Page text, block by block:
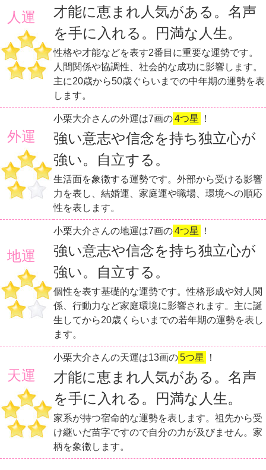
人運
才能に恵まれ人気がある。名声
を手に入れる。円満な人生。
性格や才能などを表す2番目に重要な運勢です。
人間関係や協調性、社会的な成功に影響します。
主に20歳から50歳ぐらいまでの中年期の運勢を表
します。
外運
小栗大介さんの外運は7画の4つ星 ！
強い意志や信念を持ち独立心が
強い。自立する。
生活面を象徴する運勢です。外部から受ける影響
力を表し、結婚運、家庭運や職場、環境への順応
性を表します。
地運
小栗大介さんの地運は7画の4つ星 ！
強い意志や信念を持ち独立心が
強い。自立する。
個性を表す基礎的な運勢です。性格形成や対人関
係、行動力など家庭環境に影響されます。主に誕
生してから20歳くらいまでの若年期の運勢を表し
ます。
天運
小栗大介さんの天運は13画の5つ星 ！
才能に恵まれ人気がある。名声
を手に入れる。円満な人生。
家系が持つ宿命的な運勢を表します。祖先から受
け継いだ苗字ですので自分の力が及びません。家
柄を象徴します。